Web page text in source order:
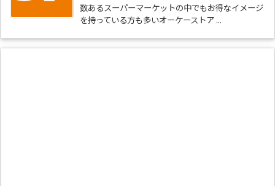
数あるスーパーマーケットの中でもお得なイメージ
を持っている方も多いオーケーストア ...